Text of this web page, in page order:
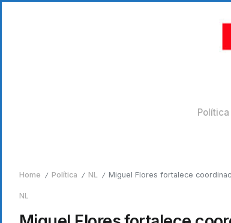
Política
Home / Política / NL / Miguel Flores fortalece
NL